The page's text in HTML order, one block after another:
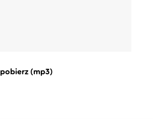
pobierz (mp3)